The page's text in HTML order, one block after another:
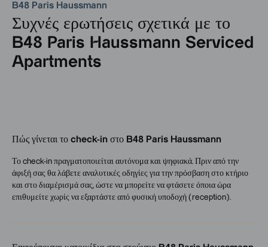
B48 Paris Haussmann
Συχνές ερωτήσεις σχετικά με το
B48 Paris Haussmann Serviced
Apartments
Πώς γίνεται το check-in στο B48 Paris Haussmann
Το check-in πραγματοποιείται αυτόνομα και ψηφιακά. Πριν από την
άφιξή σας θα λάβετε αναλυτικές οδηγίες για την πρόσβαση στο κτήριο
και στο διαμέρισμά σας, ώστε να μπορείτε να φτάσετε όποια ώρα
επιθυμείτε χωρίς να εξαρτάστε από φυσική υποδοχή (reception).